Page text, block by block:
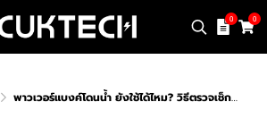
0 0
พาวเวอร์แบงค์โดนน้ำ ยังใช้ได้ไหม? วิธีตรวจเช็กก่อนใช้งานเพื่อความปลอดภัย